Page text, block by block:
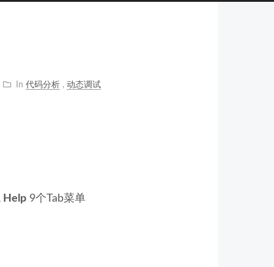
In 代码分析 , 动态调试
Help 9个Tab菜单